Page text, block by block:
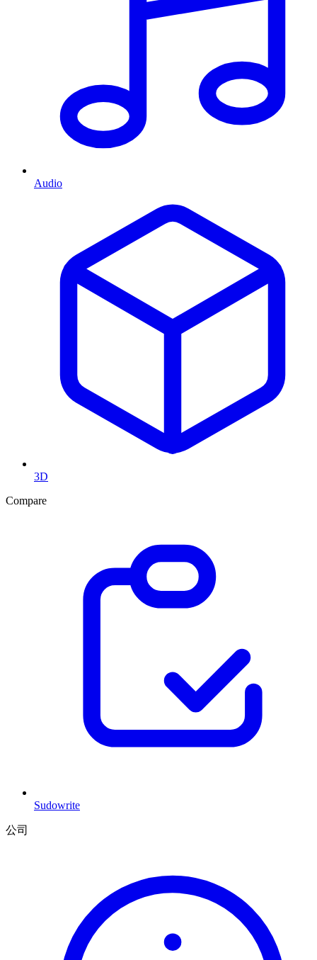
Audio
3D
Compare
Sudowrite
公司